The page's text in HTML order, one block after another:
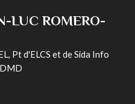
LUC ROMERO-
Pt d'ELCS et de Sida Info